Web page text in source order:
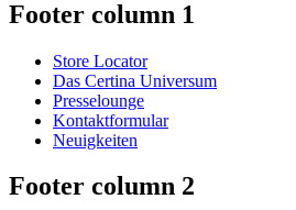
Footer column 1
Store Locator
Das Certina Universum
Presselounge
Kontaktformular
Neuigkeiten
Footer column 2